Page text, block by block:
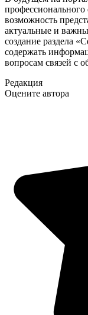
возможность
актуальные и
создание раздела
содержать
вопросам связей с
Редакция
Оцените автора